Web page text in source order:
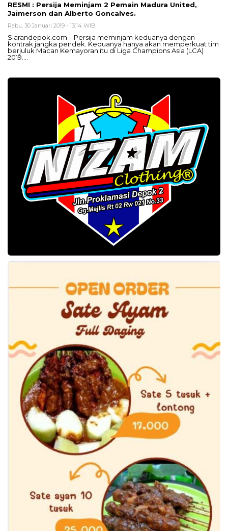
RESMI : Persija Meminjam 2 Pemain Madura United,
Jaimerson dan Alberto Goncalves.
Rabu, 30 Januari 2019 - 13:14 WIB
Siarandepok.com – Persija meminjam keduanya dengan
kontrak jangka pendek. Keduanya hanya akan memperkuat tim
berjuluk Macan Kemayoran itu di Liga Champions Asia (LCA)
2019….